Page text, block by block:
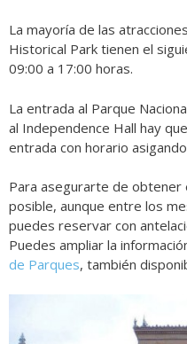
La mayoría de las
Historical Park tienen el
09:00 a 17:00 horas.
La entrada al Parque
al Independence Hall hay
entrada con horario
Para asegurarte de
posible, aunque entre los
puedes reservar con
Puedes ampliar la
de Parques, también